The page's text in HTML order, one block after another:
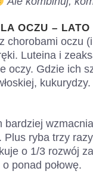
OCZU –
chorobami oczu
Luteina i
oczy. Gdzie ich
bardziej
ryba trzy
o 1/3 rozwój
ponad połowę.